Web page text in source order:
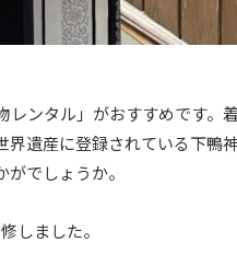
ンタル」がおすすめです。
遺産に登録されている下鴨
でしょうか。
しました。